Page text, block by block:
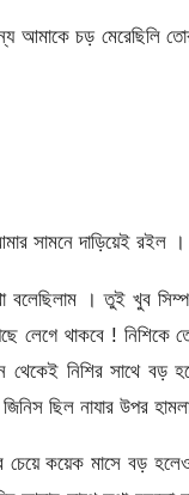
আমাকে চড় মেরেছিলি
সামনে দাড়িয়েই রইল ।
বলেছিলাম । তুই খুব
লেগে থাকবে !
নিশির সাথে বড়
ছিল নাযার উপর হামলা
কয়েক মাসে বড় হলেও